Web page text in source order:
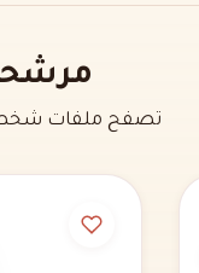
تصفح ملفات